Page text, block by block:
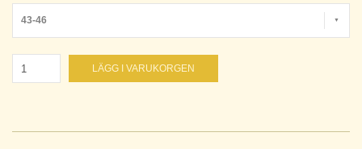
43-46
LÄGG I VARUKORGEN